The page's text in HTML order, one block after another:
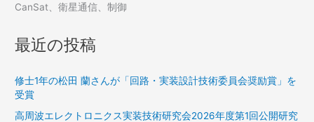
CanSat、衛星通信、制御
最近の投稿
修士1年の松田 蘭さんが「回路・実装設計技術委員会奨励賞」を
受賞
高周波エレクトロニクス実装技術研究会2026年度第1回公開研究